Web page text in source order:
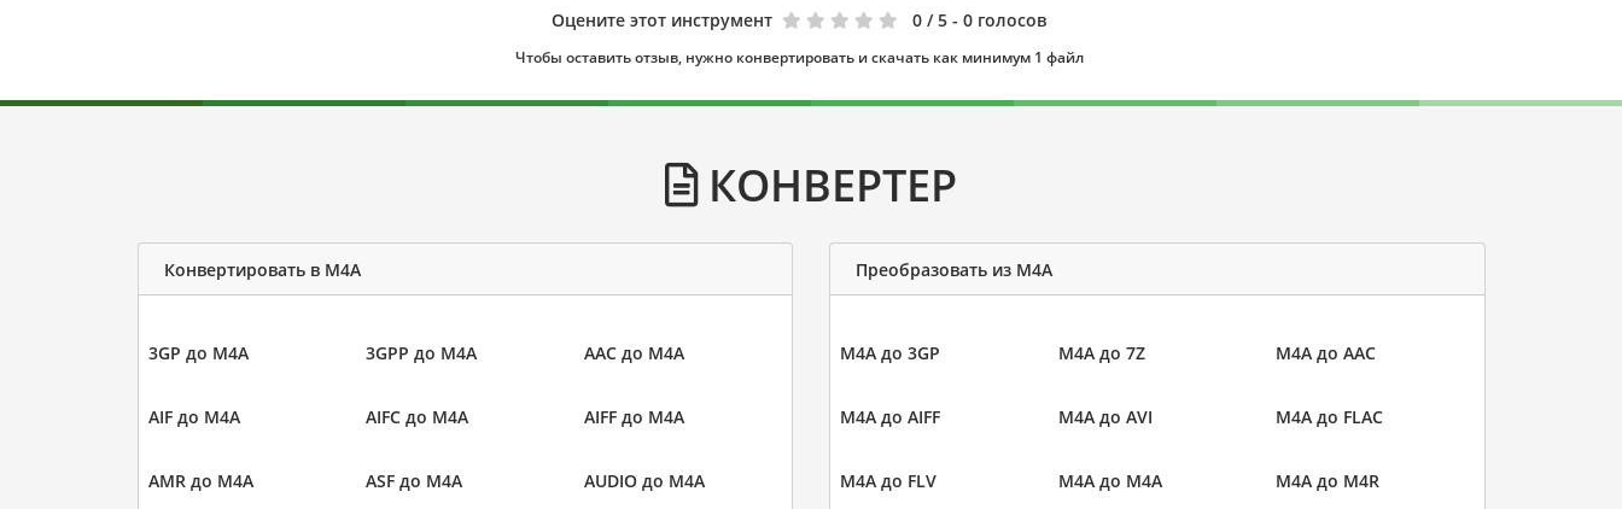
Оцените этот инструмент 0 / 5 - 0 голосов
Чтобы оставить отзыв, нужно конвертировать и скачать как минимум 1 файл
КОНВЕРТЕР
Конвертировать в M4A
3GP до M4A 3GPP до M4A AAC до M4A
AIF до M4A AIFC до M4A AIFF до M4A
AMR до M4A ASF до M4A AUDIO до M4A
Преобразовать из M4A
M4A до 3GP M4A до 7Z M4A до AAC
M4A до AIFF M4A до AVI M4A до FLAC
M4A до FLV M4A до M4A M4A до M4R